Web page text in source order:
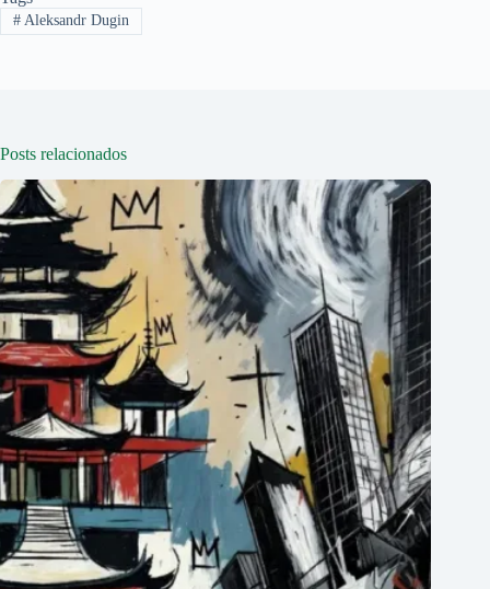
#Aleksandr Dugin
Posts relacionados